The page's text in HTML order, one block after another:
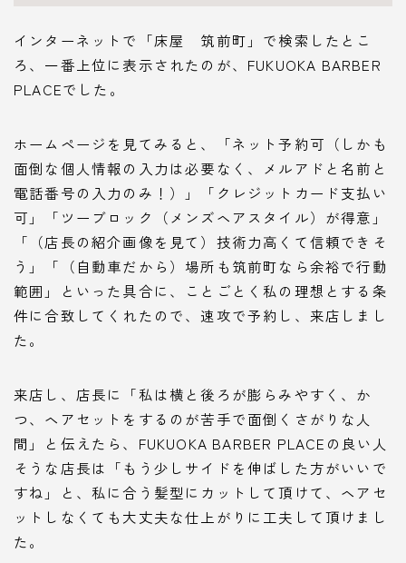
インターネットで「床屋 筑前町」で検索したとこ
ろ、一番上位に表示されたのが、FUKUOKA BARBER
PLACEでした。
ホームページを見てみると、「ネット予約可 （しかも
面倒な個人情報の入力は必要なく、メルアドと名前と
電話番号の入力のみ！）」「 クレジットカード支払い
可 」「 ツーブロック（メンズヘアスタイル）が得意 」
「（店長の紹介画像を見て） 技術力高くて信頼できそ
う 」「（自動車だから）場所も 筑前町なら余裕で行動
範囲」といった具合に、ことごとく私の理想とする条
件に合致してくれたので、速攻で予約し、来店しまし
た。
来店し、店長に「私は横と後ろが膨らみやすく、か
つ、ヘアセットをするのが苦手で面倒くさがりな人
間」と伝えたら、FUKUOKA BARBER PLACEの良い人
そうな店長は「もう少しサイドを伸ばした方がいいで
すね」と、私に合う髪型にカットして頂けて、ヘアセ
ットしなくても大丈夫な仕上がりに工夫して頂けまし
た。